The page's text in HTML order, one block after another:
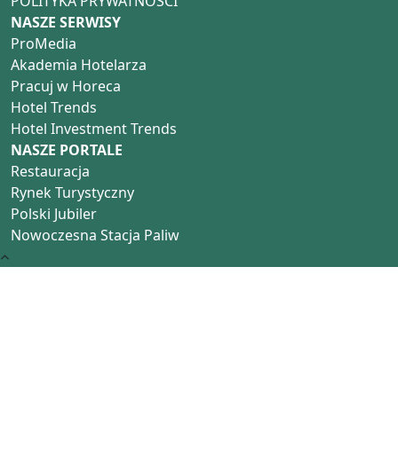
NASZE SERWISY
ProMedia
Akademia Hotelarza
Pracuj w Horeca
Hotel Trends
Hotel Investment Trends
NASZE PORTALE
Restauracja
Rynek Turystyczny
Polski Jubiler
Nowoczesna Stacja Paliw